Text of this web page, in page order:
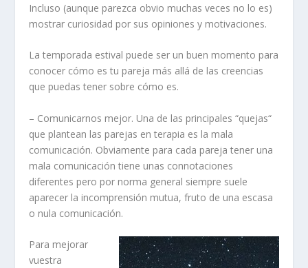
Incluso (aunque parezca obvio muchas veces no lo es)
mostrar curiosidad por sus opiniones y motivaciones.
La temporada estival puede ser un buen momento para
conocer cómo es tu pareja más allá de las creencias
que puedas tener sobre cómo es.
– Comunicarnos mejor. Una de las principales “quejas“
que plantean las parejas en terapia es la mala
comunicación. Obviamente para cada pareja tener una
mala comunicación tiene unas connotaciones
diferentes pero por norma general siempre suele
aparecer la incomprensión mutua, fruto de una escasa
o nula comunicación.
Para mejorar
vuestra